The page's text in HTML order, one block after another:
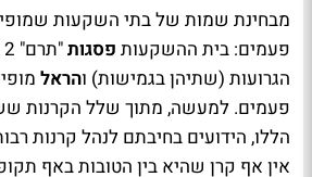
מבחינת שמות של בתי השקעות
פעמים: בית ההשקעות פסגות
הגרועות (שתיהן בגמישות) והראל
פעמים. למעשה, מתוך שלל הקרנות
הללו, הידועים בחיבתם לנהל קרנות
אין אף קרן שהיא בין הטובות באף